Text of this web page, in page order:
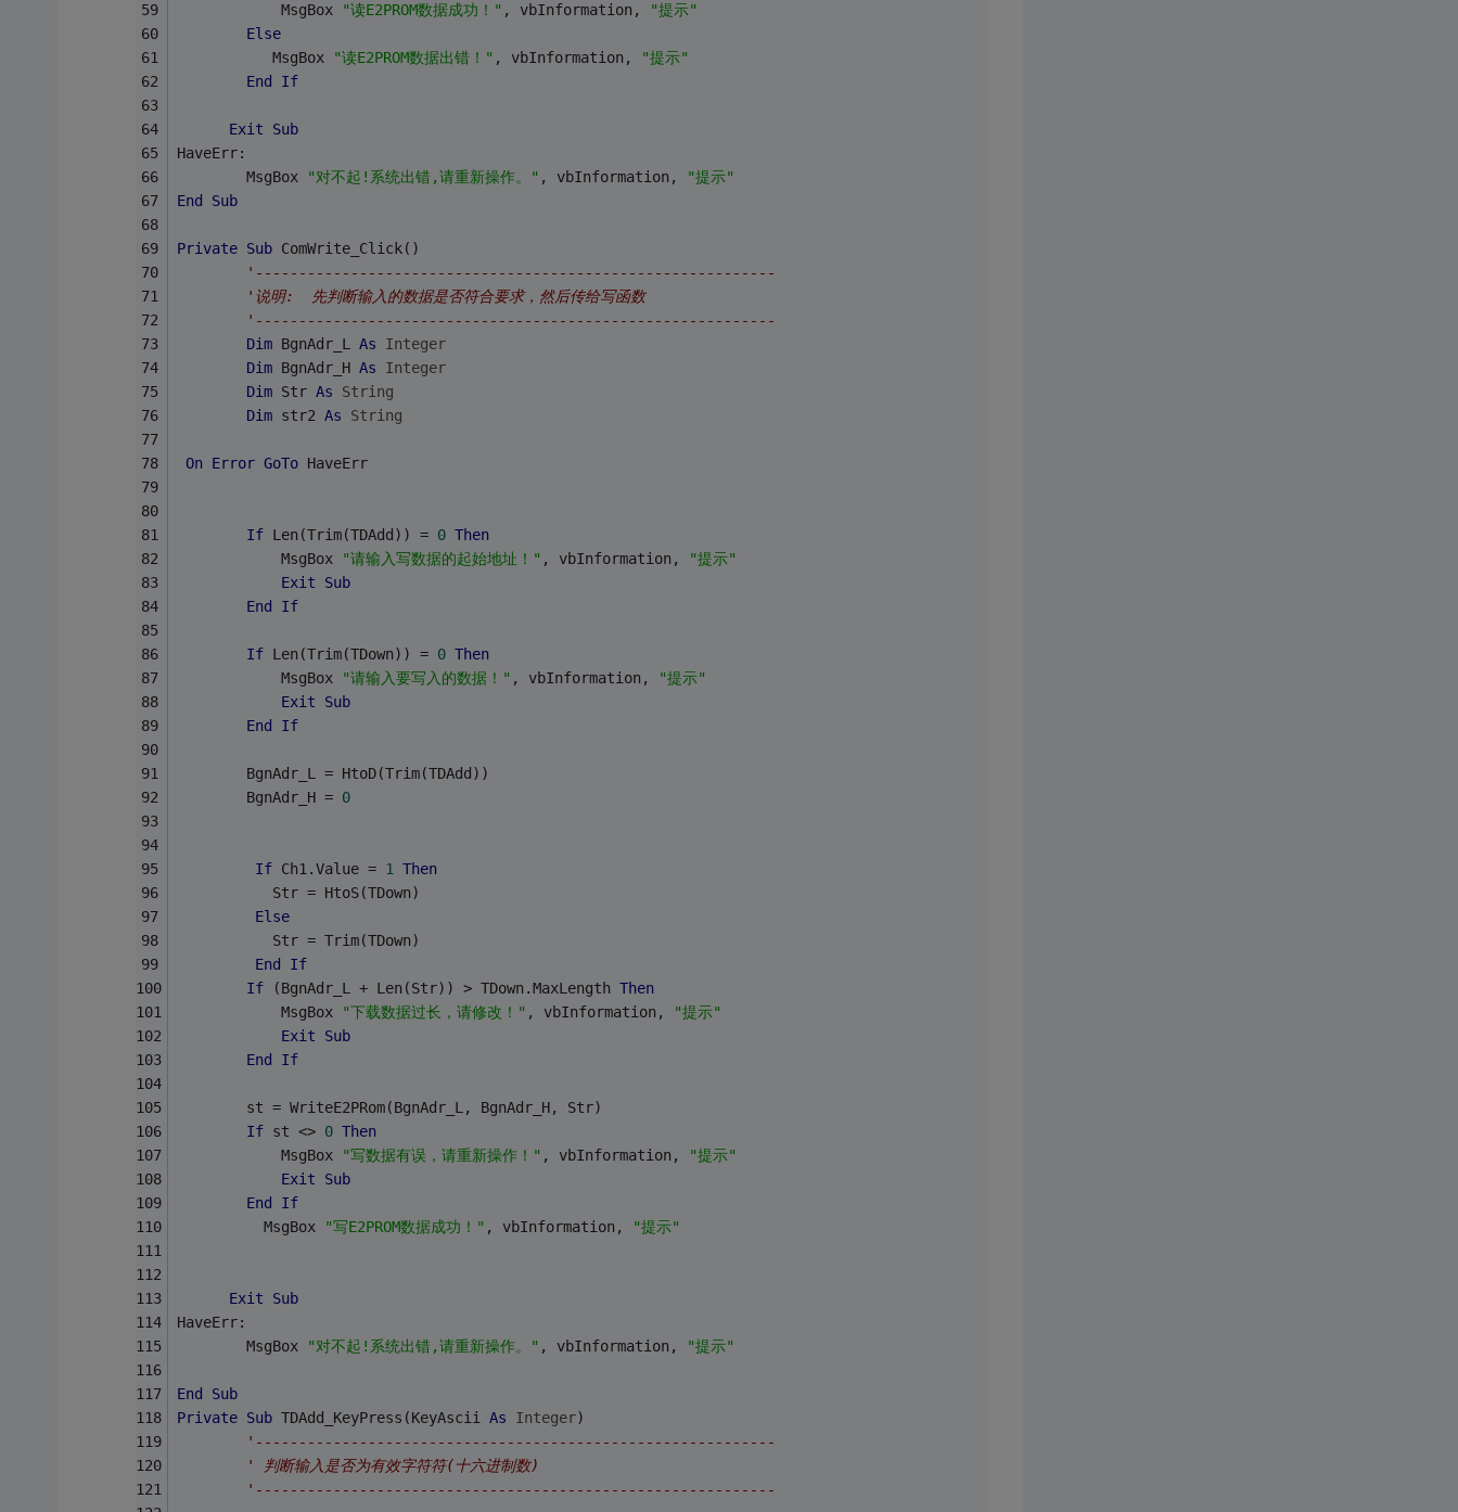
            MsgBox
"读E2PROM数据成功！" , vbInformation,
"提示"
Else
           MsgBox
"读E2PROM数据出错！" , vbInformation,
"提示"
End
If
Exit
Sub
HaveErr:
        MsgBox
"对不起!系统出错,请重新操作。" , vbInformation,
"提示"
End
Sub
Private Sub ComWrite_Click()
'------------------------------------------------------------
'说明:  先判断输入的数据是否符合要求，然后传给写函数
'------------------------------------------------------------
Dim BgnAdr_L As
Integer
Dim BgnAdr_H As
Integer
Dim Str As
String
Dim str2 As String
On Error GoTo HaveErr
If Len(Trim(TDAdd)) = 0 Then
            MsgBox
"请输入写数据的起始地址！" , vbInformation,
"提示"
Exit
Sub
End
If
If Len(Trim(TDown)) = 0 Then
            MsgBox
"请输入要写入的数据！" , vbInformation,
"提示"
Exit
Sub
End
If
        BgnAdr_L = HtoD(Trim(TDAdd))
        BgnAdr_H =
0
If Ch1.Value = 1
Then
           Str = HtoS(TDown)
Else
           Str = Trim(TDown)
End
If
If (BgnAdr_L + Len(Str)) > TDown.MaxLength Then
            MsgBox
"下载数据过长，请修改！" , vbInformation,
"提示"
Exit
Sub
End
If
        st = WriteE2PRom(BgnAdr_L, BgnAdr_H, Str)
If st <> 0 Then
            MsgBox
"写数据有误，请重新操作！" , vbInformation,
"提示"
Exit
Sub
End
If
          MsgBox
"写E2PROM数据成功！" , vbInformation, "提示"
Exit
Sub
HaveErr:
        MsgBox
"对不起!系统出错,请重新操作。" , vbInformation, "提示"
End
Sub
Private Sub TDAdd_KeyPress(KeyAscii As Integer)
'------------------------------------------------------------
' 判断输入是否为有效字符符(十六进制数)
'------------------------------------------------------------